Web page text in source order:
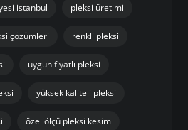
istanbul pleksi üretimi
çözümleri renkli pleksi
uygun fiyatlı pleksi
yüksek kaliteli pleksi
özel ölçü pleksi kesim